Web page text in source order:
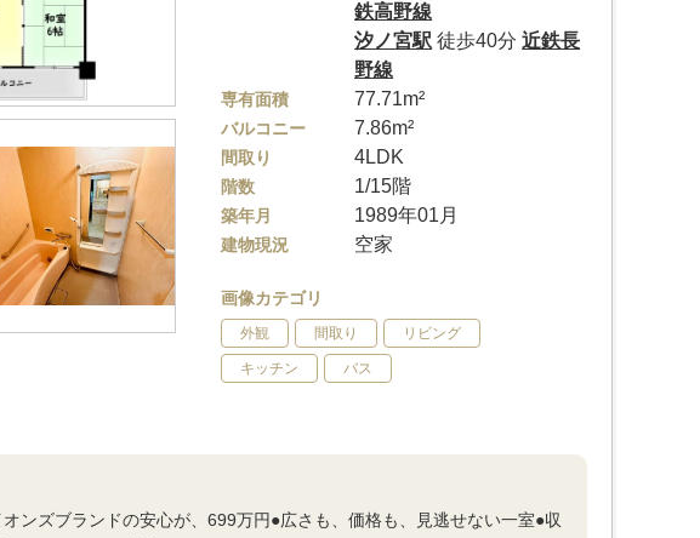
鉄高野線
汐ノ宮駅 徒歩40分近鉄長
野線
専有面積 77.71m²
バルコニー 7.86m²
間取り 4LDK
階数 1/15階
築年月 1989年01月
建物現況 空家
画像カテゴリ
外観 間取り リビング
キッチン バス
ンズブランドの安心が、699万円●広さも、価格も、見逃せない一室●収